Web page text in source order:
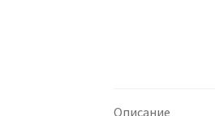
Описание